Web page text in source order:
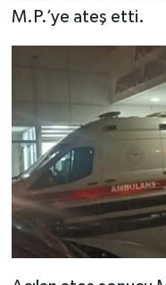
M.P.’ye ateş etti.